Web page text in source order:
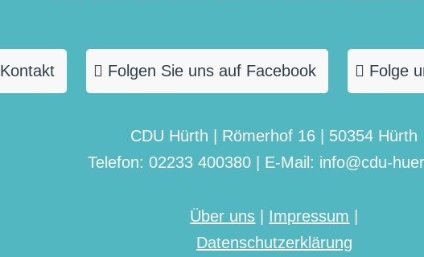
Kontakt Folgen Sie uns auf Facebook Folge
CDU Hürth | Römerhof 16 | 50354 Hürth
Telefon: 02233 400380 | E-Mail: info@cdu-
Über uns Impressum
Datenschutzerklärung